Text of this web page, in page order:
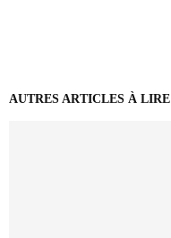
AUTRES ARTICLES À LIRE